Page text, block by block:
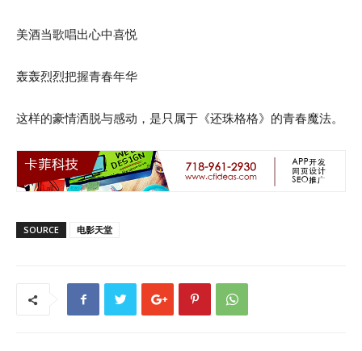
美酒当歌唱出心中喜悦
轰轰烈烈把握青春年华
这样的豪情洒脱与感动，是只属于《还珠格格》的青春魔法。
SOURCE 电影天堂